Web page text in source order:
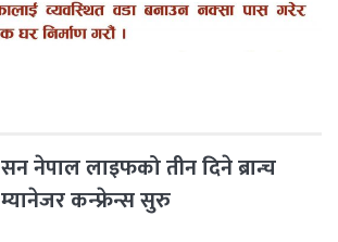
सन नेपाल लाइफको तीन दिने ब्रान्च
म्यानेजर कन्फ्रेन्स सुरु